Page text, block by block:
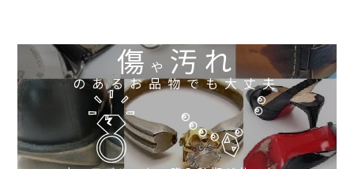
傷や 汚れ
のあるお品物でも大丈夫